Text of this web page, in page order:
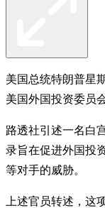
美国总统特朗普星
美国外国投资委员
路透社引述一名白
录旨在促进外国投
等对手的威胁。
上述官员转述，这